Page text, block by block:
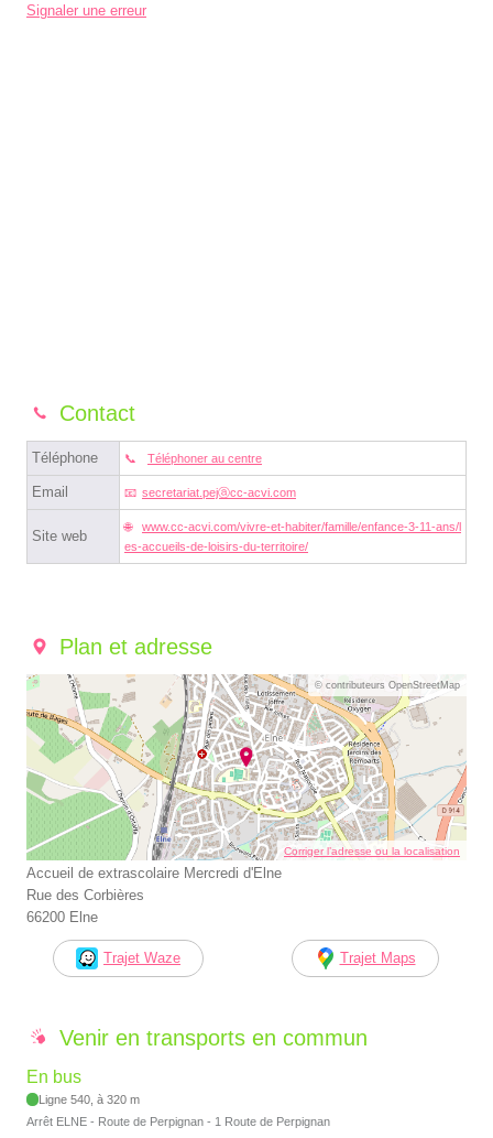
Signaler une erreur
Contact
Téléphone Téléphoner au centre
Email secretariat.pejⓐcc-acvi.com
Site web
www.cc-acvi.com/vivre-et-habiter/famille/enfance-3-11-ans/l
es-accueils-de-loisirs-du-territoire/
Plan et adresse
© contributeurs OpenStreetMap
Corriger l’adresse ou la localisation
Accueil de extrascolaire Mercredi d'Elne
Rue des Corbières
66200 Elne
Trajet Waze Trajet Maps
Venir en transports en commun
En bus
Ligne 540, à 320 m
Arrêt ELNE - Route de Perpignan - 1 Route de Perpignan